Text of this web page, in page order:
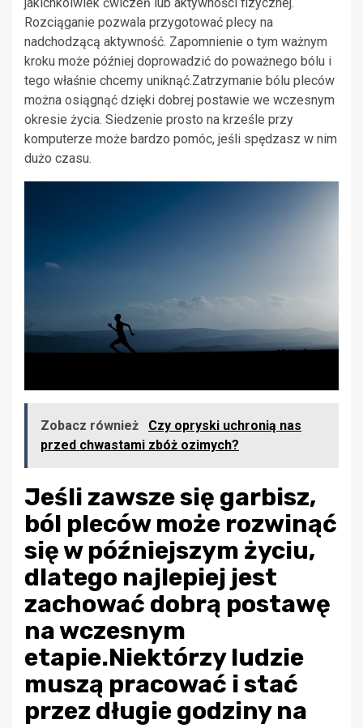
Rozciąganie pozwala przygotować plecy na
nadchodzącą aktywność. Zapomnienie o tym ważnym
kroku może później doprowadzić do poważnego bólu i
tego właśnie chcemy uniknąć.Zatrzymanie bólu pleców
można osiągnąć dzięki dobrej postawie we wczesnym
okresie życia. Siedzenie prosto na krześle przy
komputerze może bardzo pomóc, jeśli spędzasz w nim
dużo czasu.
Zobacz również
Czy opryski uchronią nas
przed chwastami zbóż ozimych?
Jeśli zawsze się garbisz,
ból pleców może rozwinąć
się w późniejszym życiu,
dlatego najlepiej jest
zachować dobrą postawę
na wczesnym
etapie.Niektórzy ludzie
muszą pracować i stać
przez długie godziny na